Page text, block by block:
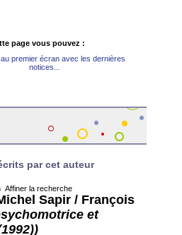
page vous pouvez :
premier écran avec les dernières
notices...
par cet auteur
Affiner la recherche
Sapir / François
et